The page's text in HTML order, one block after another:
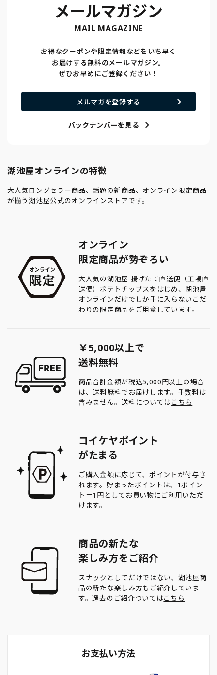
メールマガジン
MAIL MAGAZINE
お得なクーポンや限定情報などをいち早く
お届けする無料のメールマガジン。
ぜひお早めにご登録ください！
メルマガを登録する
バックナンバーを見る
湖池屋オンラインの特徴
大人気ロングセラー商品、話題の新商品、オンライン限定商品
が揃う湖池屋公式のオンラインストアです。
オンライン
限定商品が勢ぞろい
大人気の湖池屋 揚げたて直送便（工場直
送便）ポテトチップスをはじめ、湖池屋
オンラインだけでしか手に入らないこだ
わりの限定商品をご用意しています。
￥5,000以上で
送料無料
商品合計金額が税込5,000円以上の場合
は、送料無料でお届けします。手数料は
含みません。送料についてはこちら
コイケヤポイント
がたまる
ご購入金額に応じて、ポイントが付与さ
れます。貯まったポイントは、1ポイン
ト＝1円としてお買い物にご利用いただ
けます。
商品の新たな
楽しみ方をご紹介
スナックとしてだけではない、湖池屋商
品の新たな楽しみ方もご紹介していま
す。過去のご紹介ついてはこちら
お支払い方法